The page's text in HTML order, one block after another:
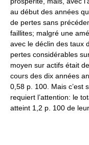
au début des années
de pertes sans
faillites; malgré une
avec le déclin des taux
pertes considérables
moyen sur actifs était
cours des dix années
0,58 p. 100. Mais c’est
requiert l’attention: le
atteint 1,2 p. 100 de